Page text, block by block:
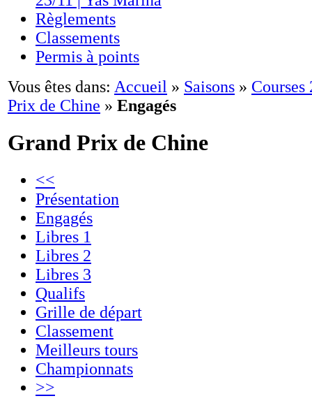
Règlements
Classements
Permis à points
Vous êtes dans: Accueil » Saisons » Courses
Prix de Chine » Engagés
Grand Prix de Chine
<<
Présentation
Engagés
Libres 1
Libres 2
Libres 3
Qualifs
Grille de départ
Classement
Meilleurs tours
Championnats
>>